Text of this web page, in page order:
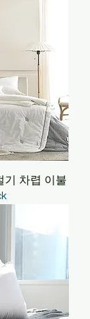
기 차렵 이불